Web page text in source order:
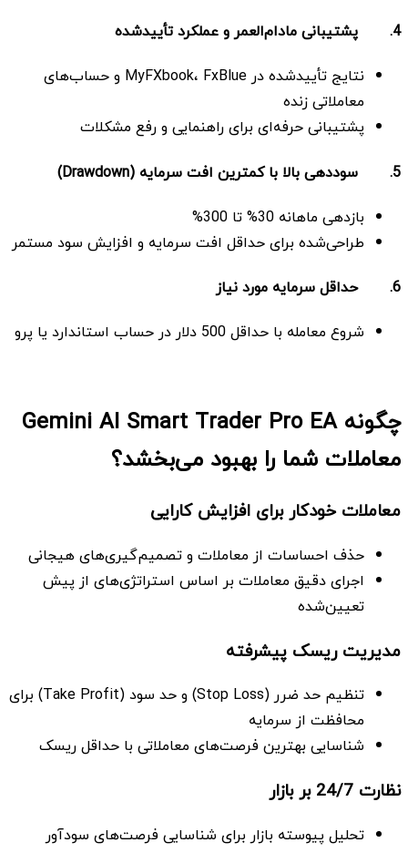
4.
پشتیبانی مادام‌العمر و عملکرد تأییدشده
نتایج تأییدشده در MyFXbook، FxBlue و حساب‌های
معاملاتی زنده
پشتیبانی حرفه‌ای برای راهنمایی و رفع مشکلات
5.
سوددهی بالا با کمترین افت سرمایه (Drawdown)
بازدهی ماهانه 30% تا 300%
طراحی‌شده برای حداقل افت سرمایه و افزایش سود مستمر
6.
حداقل سرمایه مورد نیاز
شروع معامله با حداقل 500 دلار در حساب استاندارد یا پرو
چگونهGemini AI Smart
Trader Pro EA
معاملات شما را بهبود می‌بخشد؟
معاملات خودکار برای افزایش کارایی
حذف احساسات از معاملات و تصمیم‌گیری‌های هیجانی
اجرای دقیق معاملات بر اساس استراتژی‌های از پیش
تعیین‌شده
مدیریت ریسک پیشرفته
تنظیم حد ضرر (Stop Loss) و حد سود (Take Profit) برای
محافظت از سرمایه
شناسایی بهترین فرصت‌های معاملاتی با حداقل ریسک
نظارت 24/7 بر بازار
تحلیل پیوسته بازار برای شناسایی فرصت‌های سودآور